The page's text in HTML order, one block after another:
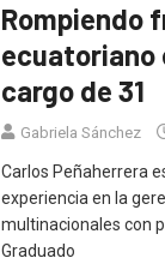
Rompiendo
ecuatoriano
cargo de 31
Gabriela Sánchez
Carlos Peñaherrera
experiencia en la
multinacionales con
Graduado